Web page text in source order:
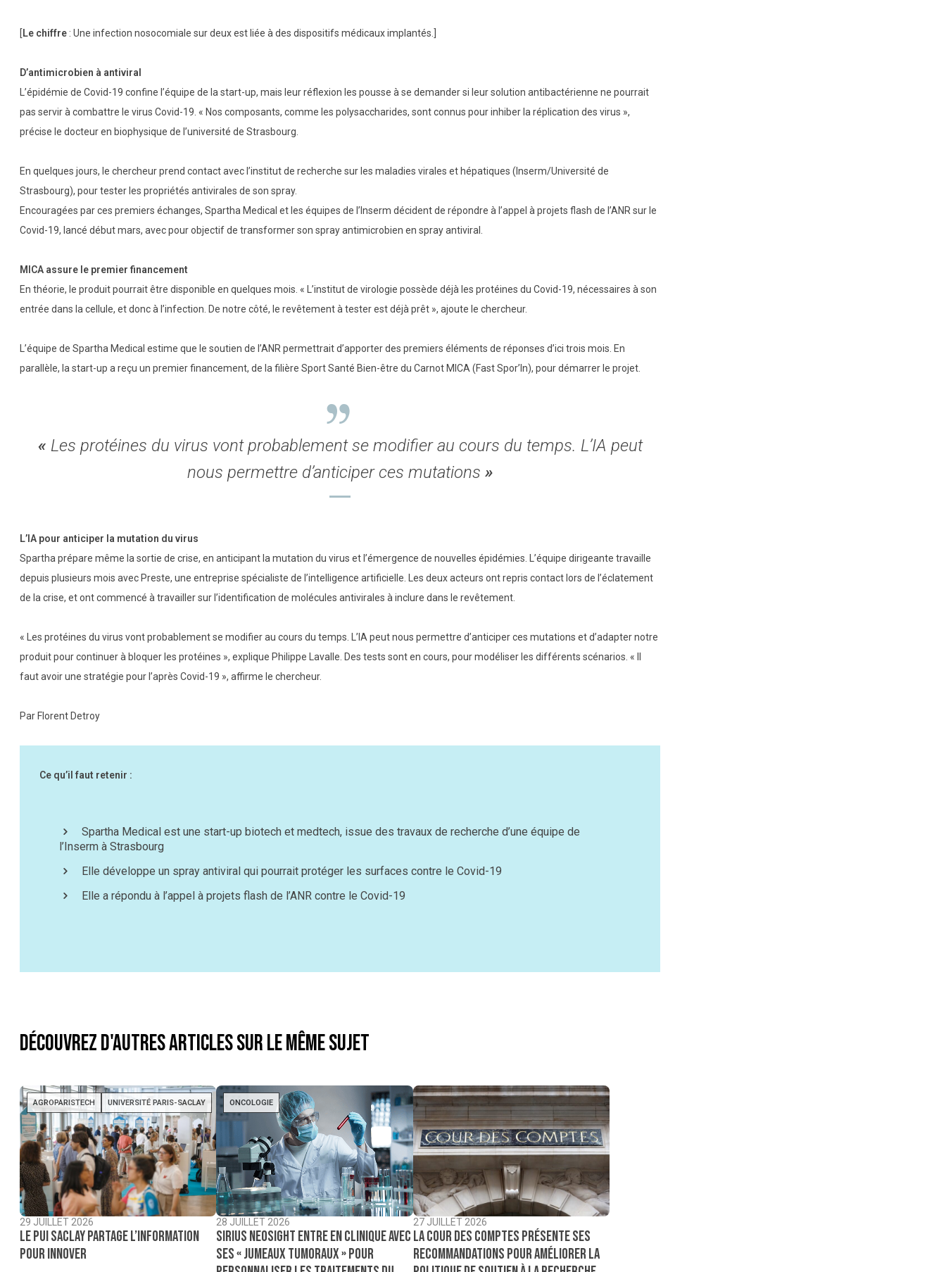
[Le chiffre : Une infection nosocomiale sur deux est liée à des dispositifs médicaux implantés.]
D’antimicrobien à antiviral
L’épidémie de Covid-19 confine l’équipe de la start-up, mais leur réflexion les pousse à se demander si leur solution antibactérienne ne pourrait
pas servir à combattre le virus Covid-19. « Nos composants, comme les polysaccharides, sont connus pour inhiber la réplication des virus »,
précise le docteur en biophysique de l’université de Strasbourg.
En quelques jours, le chercheur prend contact avec l’institut de recherche sur les maladies virales et hépatiques (Inserm/Université de
Strasbourg), pour tester les propriétés antivirales de son spray.
Encouragées par ces premiers échanges, Spartha Medical et les équipes de l’Inserm décident de répondre à l’appel à projets flash de l’ANR sur le
Covid-19, lancé début mars, avec pour objectif de transformer son spray antimicrobien en spray antiviral.
MICA assure le premier financement
En théorie, le produit pourrait être disponible en quelques mois. « L’institut de virologie possède déjà les protéines du Covid-19, nécessaires à son
entrée dans la cellule, et donc à l’infection. De notre côté, le revêtement à tester est déjà prêt », ajoute le chercheur.
L’équipe de Spartha Medical estime que le soutien de l’ANR permettrait d’apporter des premiers éléments de réponses d’ici trois mois. En
parallèle, la start-up a reçu un premier financement, de la filière Sport Santé Bien-être du Carnot MICA (Fast Spor’In), pour démarrer le projet.
« Les protéines du virus vont probablement se modifier au cours du temps. L’IA peut
nous permettre d’anticiper ces mutations »
L’IA pour anticiper la mutation du virus
Spartha prépare même la sortie de crise, en anticipant la mutation du virus et l’émergence de nouvelles épidémies. L’équipe dirigeante travaille
depuis plusieurs mois avec Preste, une entreprise spécialiste de l’intelligence artificielle. Les deux acteurs ont repris contact lors de l’éclatement
de la crise, et ont commencé à travailler sur l’identification de molécules antivirales à inclure dans le revêtement.
« Les protéines du virus vont probablement se modifier au cours du temps. L’IA peut nous permettre d’anticiper ces mutations et d’adapter notre
produit pour continuer à bloquer les protéines », explique Philippe Lavalle. Des tests sont en cours, pour modéliser les différents scénarios. « Il
faut avoir une stratégie pour l’après Covid-19 », affirme le chercheur.
Par Florent Detroy
Ce qu’il faut retenir :
Spartha Medical est une start-up biotech et medtech, issue des travaux de recherche d’une équipe de
l’Inserm à Strasbourg
Elle développe un spray antiviral qui pourrait protéger les surfaces contre le Covid-19
Elle a répondu à l’appel à projets flash de l’ANR contre le Covid-19
Découvrez d'autres articles sur le même sujet
AGROPARISTECH UNIVERSITÉ PARIS-SACLAY
29 JUILLET 2026
Le PUI Saclay partage l’information
pour innover
ONCOLOGIE
28 JUILLET 2026
Sirius NeoSight entre en clinique avec
ses « jumeaux tumoraux » pour
27 JUILLET 2026
La Cour des comptes présente ses
recommandations pour améliorer la